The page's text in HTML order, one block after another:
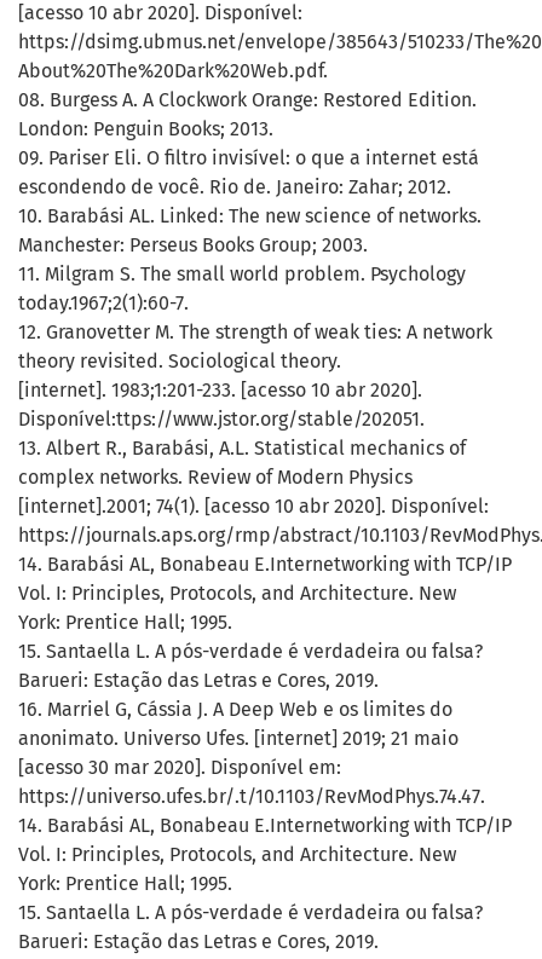
[acesso 10 abr 2020]. Disponível:
https://dsimg.ubmus.net/envelope/385643/510233/
About%20The%20Dark%20Web.pdf.
08. Burgess A. A Clockwork Orange: Restored Edition.
London: Penguin Books; 2013.
09. Pariser Eli. O filtro invisível: o que a internet está
escondendo de você. Rio de. Janeiro: Zahar; 2012.
10. Barabási AL. Linked: The new science of networks.
Manchester: Perseus Books Group; 2003.
11. Milgram S. The small world problem. Psychology
today.1967;2(1):60-7.
12. Granovetter M. The strength of weak ties: A network
theory revisited. Sociological theory.
[internet]. 1983;1:201-233. [acesso 10 abr 2020].
Disponível:ttps://www.jstor.org/stable/202051.
13. Albert R., Barabási, A.L. Statistical mechanics of
complex networks. Review of Modern Physics
[internet].2001; 74(1). [acesso 10 abr 2020]. Disponível:
https://journals.aps.org/rmp/abstract/10.1103/
14. Barabási AL, Bonabeau E.Internetworking with TCP/IP
Vol. I: Principles, Protocols, and Architecture. New
York: Prentice Hall; 1995.
15. Santaella L. A pós-verdade é verdadeira ou falsa?
Barueri: Estação das Letras e Cores, 2019.
16. Marriel G, Cássia J. A Deep Web e os limites do
anonimato. Universo Ufes. [internet] 2019; 21 maio
[acesso 30 mar 2020]. Disponível em:
https://universo.ufes.br/.t/10.1103/RevModPhys.74.47.
14. Barabási AL, Bonabeau E.Internetworking with TCP/IP
Vol. I: Principles, Protocols, and Architecture. New
York: Prentice Hall; 1995.
15. Santaella L. A pós-verdade é verdadeira ou falsa?
Barueri: Estação das Letras e Cores, 2019.